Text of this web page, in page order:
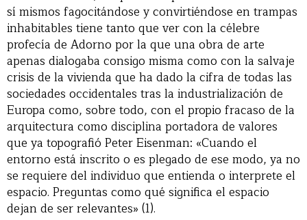
sí mismos fagocitándose y convirtiéndose en trampas
inhabitables tiene tanto que ver con la célebre
profecía de Adorno por la que una obra de arte
apenas dialogaba consigo misma como con la salvaje
crisis de la vivienda que ha dado la cifra de todas las
sociedades occidentales tras la industrialización de
Europa como, sobre todo, con el propio fracaso de la
arquitectura como disciplina portadora de valores
que ya topografió Peter Eisenman: «Cuando el
entorno está inscrito o es plegado de ese modo, ya no
se requiere del individuo que entienda o interprete el
espacio. Preguntas como qué significa el espacio
dejan de ser relevantes» (1).